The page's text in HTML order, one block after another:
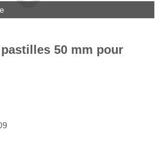
à la clientèle
Nous joindre
50 mm pour